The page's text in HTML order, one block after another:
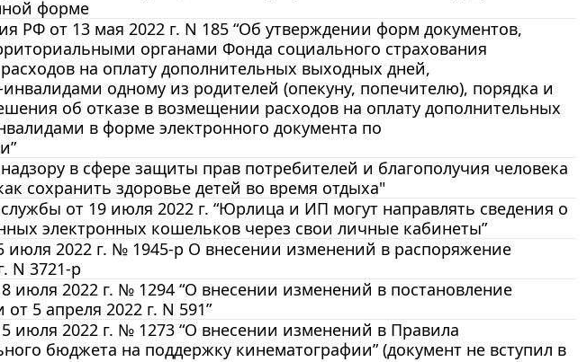
форме
РФ от 13 мая 2022 г. N 185 “Об утверждении форм документов,
органами Фонда социального страхования
на оплату дополнительных выходных дней,
одному из родителей (опекуну, попечителю), порядка и
об отказе в возмещении расходов на оплату дополнительных
в форме электронного документа по
в сфере защиты прав потребителей и благополучия человека
сохранить здоровье детей во время отдыха"
от 19 июля 2022 г. “Юрлица и ИП могут направлять сведения о
электронных кошельков через свои личные кабинеты”
июля 2022 г. № 1945-р О внесении изменений в распоряжение
N 3721-р
июля 2022 г. № 1294 “О внесении изменений в постановление
5 апреля 2022 г. N 591”
июля 2022 г. № 1273 “О внесении изменений в Правила
бюджета на поддержку кинематографии” (документ не вступил в